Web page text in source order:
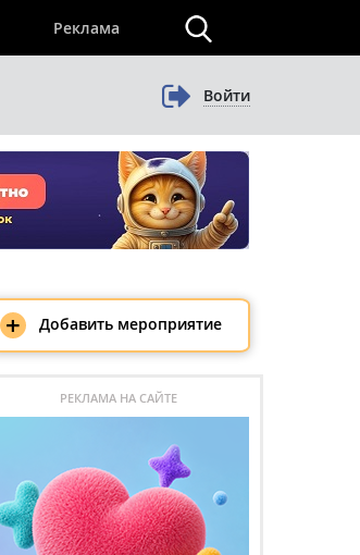
Реклама
Войти
+ Добавить мероприятие
РЕКЛАМА НА САЙТЕ